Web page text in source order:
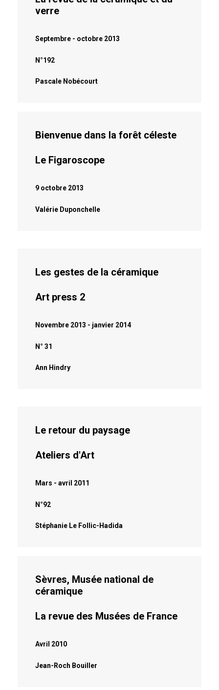
verre
Septembre - octobre 2013
N°192
Pascale Nobécourt
Bienvenue dans la forêt céleste
Le Figaroscope
9 octobre 2013
Valérie Duponchelle
Les gestes de la céramique
Art press 2
Novembre 2013 - janvier 2014
N° 31
Ann Hindry
Le retour du paysage
Ateliers d'Art
Mars - avril 2011
N°92
Stéphanie Le Follic-Hadida
Sèvres, Musée national de
céramique
La revue des Musées de France
Avril 2010
Jean-Roch Bouiller